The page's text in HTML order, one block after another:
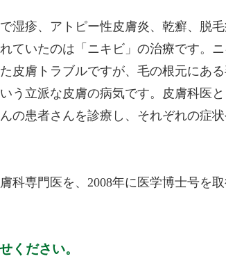
湿疹、アトピー性皮膚炎、乾癬、脱
ていたのは「ニキビ」の治療です。ニ
皮膚トラブルですが、毛の根元にあ
う立派な皮膚の病気です。皮膚科医
の患者さんを診療し、それぞれの症
科専門医を、2008年に医学博士号を
ください。